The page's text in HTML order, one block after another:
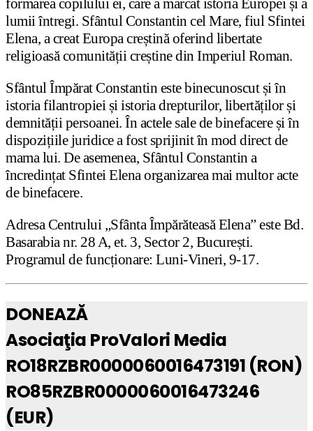
lumii întregi. Sfântul Constantin cel Mare, fiul Sfintei
Elena, a creat Europa creștină oferind libertate
religioasă comunității creștine din Imperiul Roman.
Sfântul Împărat Constantin este binecunoscut și în
istoria filantropiei și istoria drepturilor, libertăților și
demnității persoanei. În actele sale de binefacere și în
dispozițiile juridice a fost sprijinit în mod direct de
mama lui. De asemenea, Sfântul Constantin a
încredințat Sfintei Elena organizarea mai multor acte
de binefacere.
Adresa Centrului „Sfânta Împărăteasă Elena” este Bd.
Basarabia nr. 28 A, et. 3, Sector 2, București.
Programul de funcționare: Luni-Vineri, 9-17.
DONEAZĂ
Asociaţia ProValori Media
RO18RZBR0000060016473191 (RON)
RO85RZBR0000060016473246
(EUR)